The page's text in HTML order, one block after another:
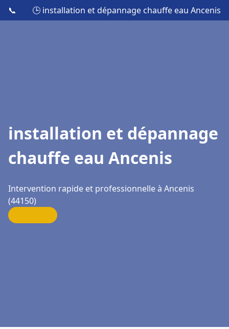
📞 🕒 installation et dépannage chauffe eau Ancenis
installation et dépannage
chauffe eau Ancenis
Intervention rapide et professionnelle à Ancenis
(44150)